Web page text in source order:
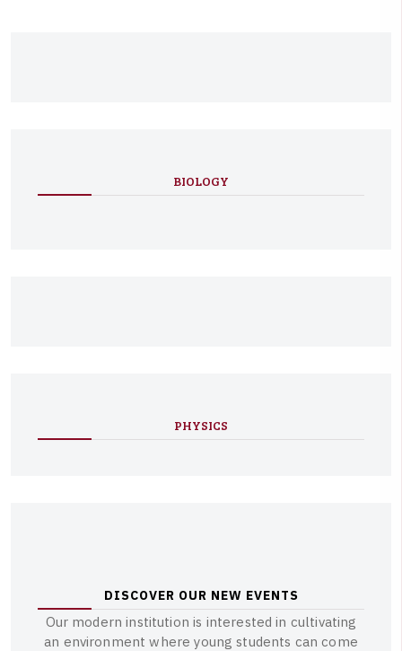
BIOLOGY
PHYSICS
DISCOVER OUR NEW EVENTS
Our modern institution is interested in cultivating
an environment where young students can come